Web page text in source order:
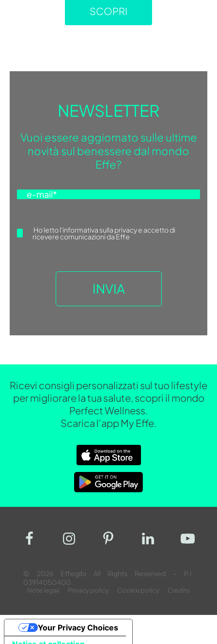
SCOPRI
NEWSLETTER
Vuoi essere aggiornato sulle ultime
novità sul benessere dal mondo
Effe?
Ho lettol'informativa sulla privacye accetto di
ricevere comunicazioni da Effe
Ricevi consigli personalizzati sul tuo lifestyle
per migliorare la tua salute, scopri il mondo
Perfect Wellness.
Scarica l'app My Effe.
© 2026 Effegibi All Rights Reserved – P.I.
03914050400
Note legali Privacy policy Cookie policy Credits
Your Privacy Choices